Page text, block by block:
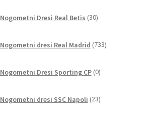
Nogometni Dresi Real Betis 30izdelkov
Nogometni dresi Real Madrid 733izdelkov
Nogometni Dresi Sporting CP 0izdelkov
Nogometni dresi SSC Napoli 23izdelkov